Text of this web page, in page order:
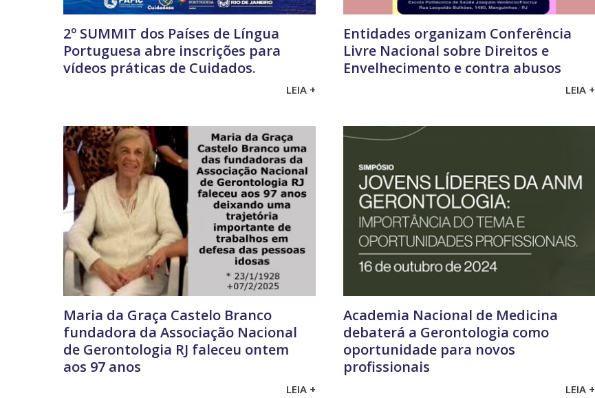
2º SUMMIT dos Países de Língua
Portuguesa abre inscrições para
vídeos práticas de Cuidados.
LEIA +
Entidades organizam Conferência
Livre Nacional sobre Direitos e
Envelhecimento e contra abusos
LEIA +
Maria da Graça Castelo Branco
fundadora da Associação Nacional
de Gerontologia RJ faleceu ontem
aos 97 anos
LEIA +
Academia Nacional de Medicina
debaterá a Gerontologia como
oportunidade para novos
profissionais
LEIA +